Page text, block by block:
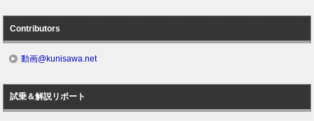
Contributors
動画@kunisawa.net
試乗＆解説リポート